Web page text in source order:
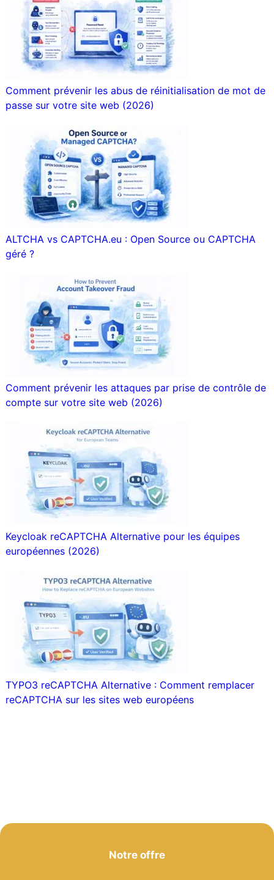
Comment prévenir les abus de réinitialisation de mot de
passe sur votre site web (2026)
ALTCHA vs CAPTCHA.eu : Open Source ou CAPTCHA
géré ?
Comment prévenir les attaques par prise de contrôle de
compte sur votre site web (2026)
Keycloak reCAPTCHA Alternative pour les équipes
européennes (2026)
TYPO3 reCAPTCHA Alternative : Comment remplacer
reCAPTCHA sur les sites web européens
Notre offre